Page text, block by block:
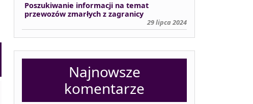
Poszukiwanie informacji na temat
przewozów zmarłych z zagranicy
29 lipca 2024
Najnowsze
komentarze